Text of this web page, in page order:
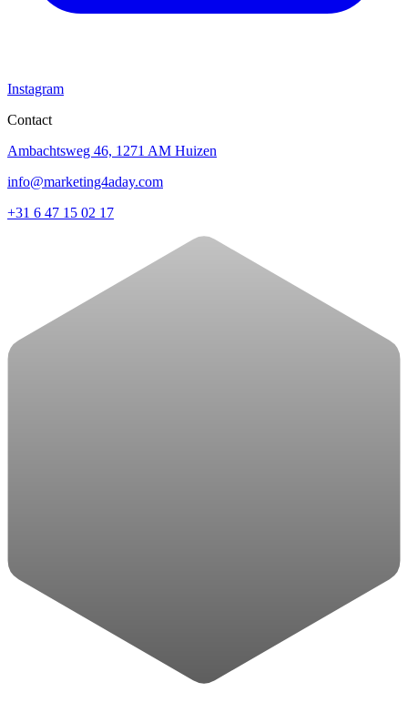
Instagram
Contact
Ambachtsweg 46, 1271 AM Huizen
info@marketing4aday.com
+31 6 47 15 02 17